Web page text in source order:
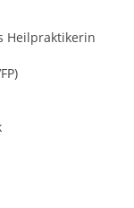
Heilpraktikerin